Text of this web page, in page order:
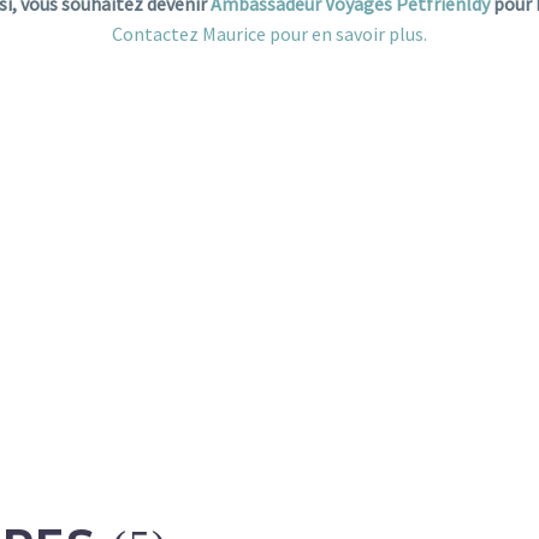
Contactez Maurice pour en savoir plus.